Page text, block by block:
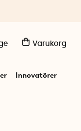
Varukorg
Innovatörer